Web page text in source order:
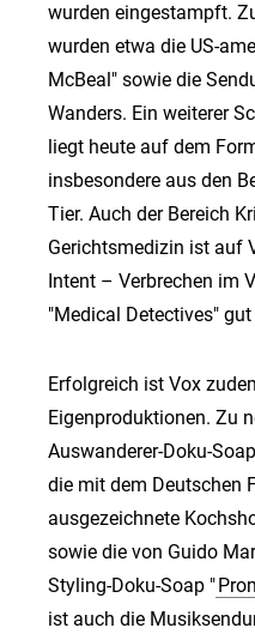
wurden eingestampft.
wurden etwa die US-
McBeal" sowie die
Wanders. Ein weiterer
liegt heute auf dem
insbesondere aus den
Tier. Auch der Bereich
Gerichtsmedizin ist auf
Intent – Verbrechen im
"Medical Detectives" gut
Erfolgreich ist Vox
Eigenproduktionen. Zu
Auswanderer-Doku-
die mit dem Deutschen
ausgezeichnete
sowie die von Guido
Styling-Doku-Soap "
ist auch die